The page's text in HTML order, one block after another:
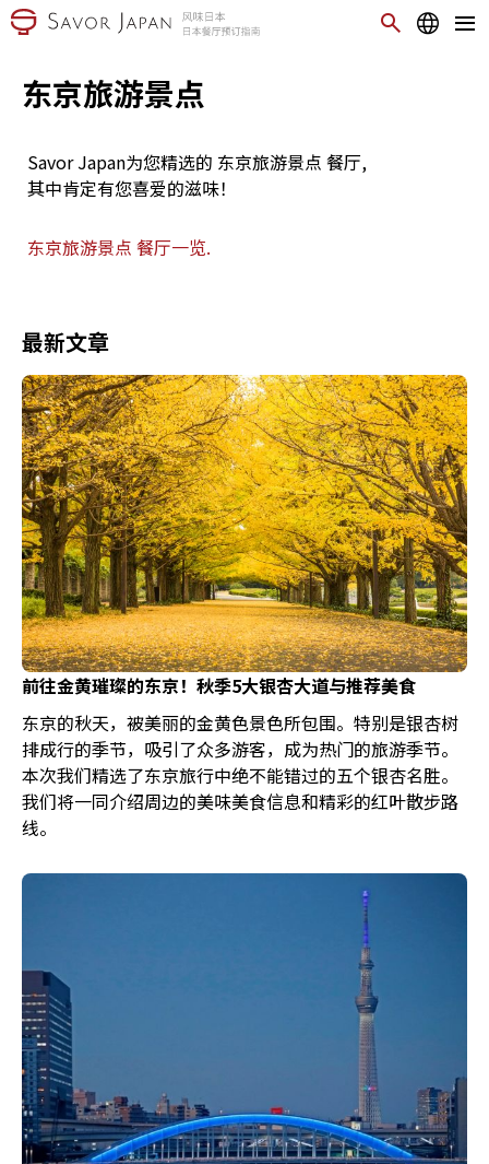
东京旅游景点
Savor Japan为您精选的 东京旅游景点 餐厅,
其中肯定有您喜爱的滋味！
东京旅游景点 餐厅一览.
最新文章
前往金黄璀璨的东京！秋季5大银杏大道与推荐美食
东京的秋天，被美丽的金黄色景色所包围。特别是银杏树
排成行的季节，吸引了众多游客，成为热门的旅游季节。
本次我们精选了东京旅行中绝不能错过的五个银杏名胜。
我们将一同介绍周边的美味美食信息和精彩的红叶散步路
线。